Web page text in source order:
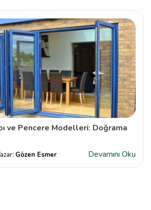
ve Pencere Modelleri: Doğrama
Gözen Esmer Devamını Oku